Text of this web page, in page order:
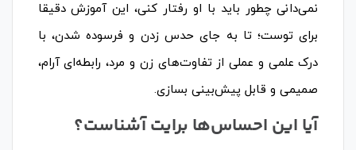
نمی‌دانی چطور باید با او رفتار کنی، این آموزش دقیقا
برای توست؛ تا به جای حدس زدن و فرسوده شدن، با
درک علمی و عملی از تفاوت‌های زن و مرد، رابطه‌ای آرام،
صمیمی و قابل پیش‌بینی بسازی.
آیا این احساس‌ها برایت آشناست؟